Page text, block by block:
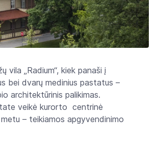
vila „Radium“, kiek panaši į
bei dvarų medinius pastatus –
architektūrinis palikimas.
veikė kurorto centrinė
– teikiamos apgyvendinimo